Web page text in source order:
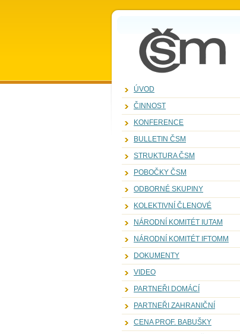
ČSM
KANDIDáTI
ÚVOD
ČINNOST
KONFERENCE
BULLETIN ČSM
STRUKTURA ČSM
POBOČKY ČSM
ODBORNÉ SKUPINY
KOLEKTIVNÍ ČLENOVÉ
NÁRODNÍ KOMITÉT IUTAM
NÁRODNÍ KOMITÉT IFTOMM
DOKUMENTY
VIDEO
PARTNEŘI DOMÁCÍ
PARTNEŘI ZAHRANIČNÍ
CENA PROF. BABUŠKY